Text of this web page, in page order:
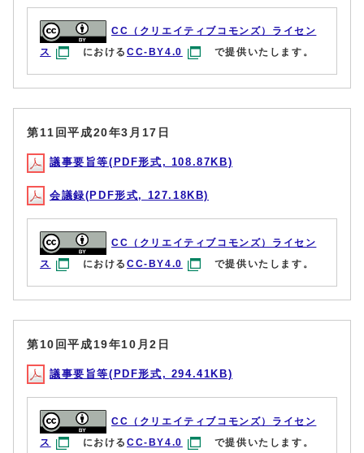
CC（クリエイティブコモンズ）ライセン
ス
におけるCC-BY4.0 で提供いたします。
第11回平成20年3月17日
議事要旨等(PDF形式, 108.87KB)
会議録(PDF形式, 127.18KB)
CC（クリエイティブコモンズ）ライセン
ス
におけるCC-BY4.0 で提供いたします。
第10回平成19年10月2日
議事要旨等(PDF形式, 294.41KB)
CC（クリエイティブコモンズ）ライセン
ス
におけるCC-BY4.0 で提供いたします。